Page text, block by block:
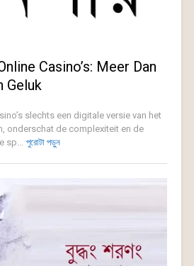
Casino’s: Meer Dan
Geluk
slechts een digitale versie van het
onderschat de complexiteit en de
sp... পুরোটা পড়ুন